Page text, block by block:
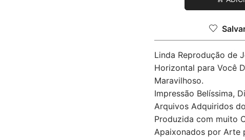
Linda Reprodução de
Horizontal para Você
Maravilhoso.
Impressão Belíssima,
Arquivos Adquiridos
Produzida com muito
Apaixonados por Arte